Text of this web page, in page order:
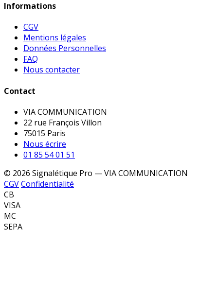
Informations
CGV
Mentions légales
Données Personnelles
FAQ
Nous contacter
Contact
VIA COMMUNICATION
22 rue François Villon
75015 Paris
Nous écrire
01 85 54 01 51
© 2026 Signalétique Pro — VIA COMMUNICATION
CGVConfidentialité
CB
VISA
MC
SEPA